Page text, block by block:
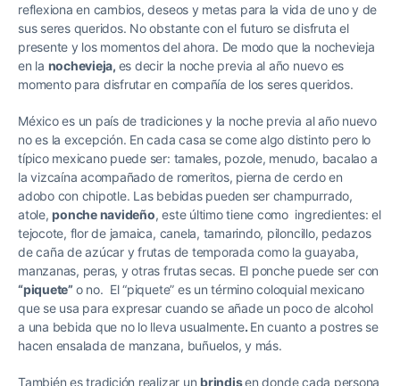
reflexiona en cambios, deseos y metas para la vida de uno y de
sus seres queridos. No obstante con el futuro se disfruta el
presente y los momentos del ahora. De modo que la nochevieja
en la nochevieja, es decir la noche previa al año nuevo es
momento para disfrutar en compañía de los seres queridos.
México es un país de tradiciones y la noche previa al año nuevo
no es la excepción. En cada casa se come algo distinto pero lo
típico mexicano puede ser: tamales, pozole, menudo, bacalao a
la vizcaína acompañado de romeritos, pierna de cerdo en
adobo con chipotle. Las bebidas pueden ser champurrado,
atole,ponche navideño, este último tiene como ingredientes: el
tejocote, flor de jamaica, canela, tamarindo, piloncillo, pedazos
de caña de azúcar y frutas de temporada como la guayaba,
manzanas, peras, y otras frutas secas. El ponche puede ser con
“piquete” o no. El “piquete” es un término coloquial mexicano
que se usa para expresar cuando se añade un poco de alcohol
a una bebida que no lo lleva usualmente. En cuanto a postres se
hacen ensalada de manzana, buñuelos, y más.
También es tradición realizar un brindisen donde cada persona